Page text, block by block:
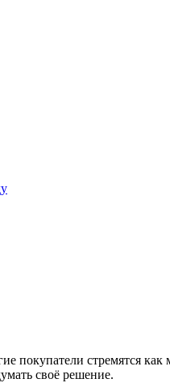
покупатели стремятся
своё решение.